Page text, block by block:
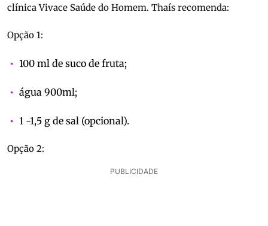
clínica Vivace Saúde do Homem. Thaís recomenda:
Opção 1:
100 ml de suco de fruta;
água 900ml;
1 -1,5 g de sal (opcional).
Opção 2:
PUBLICIDADE